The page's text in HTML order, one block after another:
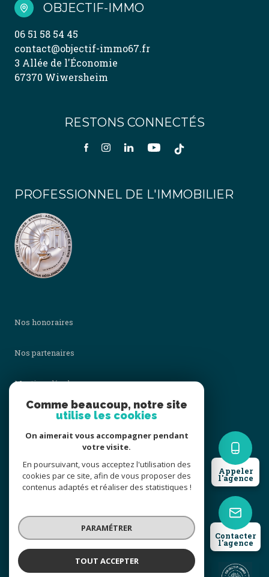
Appeler
l'agence
Contacter
l'agence
OBJECTIF-IMMO
06 51 58 54 45
contact@objectif-immo67.fr
3 Allée de l'Économie
67370 Wiwersheim
RESTONS CONNECTÉS
PROFESSIONNEL DE L'IMMOBILIER
Nos honoraires
Nos partenaires
Mentions légales
Cookies
© 2026 | Tous droits réservés
Réalisé par
Comme beaucoup, notre site
utilise les cookies
On aimerait vous accompagner pendant
votre visite.
En poursuivant, vous acceptez l'utilisation des
cookies par ce site, afin de vous proposer des
contenus adaptés et réaliser des statistiques !
PARAMÉTRER
TOUT ACCEPTER